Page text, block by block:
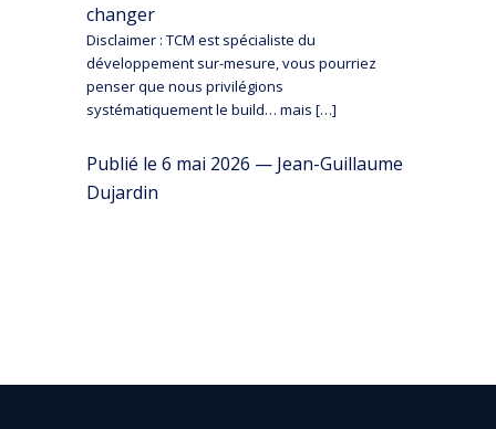
changer
Disclaimer : TCM est spécialiste du
développement sur-mesure, vous pourriez
penser que nous privilégions
systématiquement le build… mais […]
Publié le 6 mai 2026 — Jean-Guillaume
Dujardin